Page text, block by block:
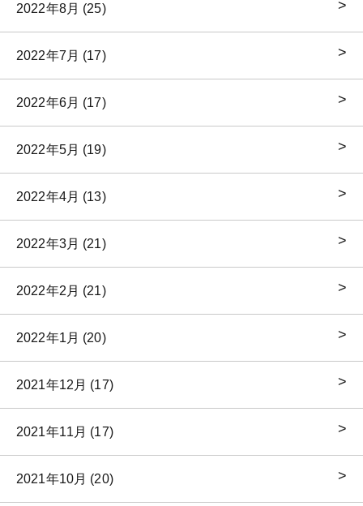
2022年8月 (25)
2022年7月 (17)
2022年6月 (17)
2022年5月 (19)
2022年4月 (13)
2022年3月 (21)
2022年2月 (21)
2022年1月 (20)
2021年12月 (17)
2021年11月 (17)
2021年10月 (20)